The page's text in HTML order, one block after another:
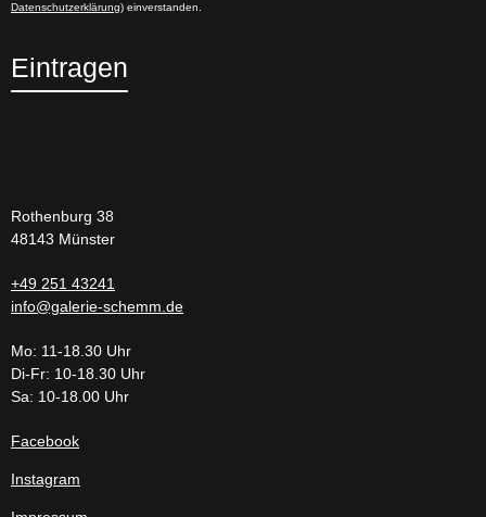
Datenschutzerklärung) einverstanden.
Eintragen
Rothenburg 38
48143 Münster
+49 251 43241
info@galerie-schemm.de
Mo: 11-18.30 Uhr
Di-Fr: 10-18.30 Uhr
Sa: 10-18.00 Uhr
Facebook
Instagram